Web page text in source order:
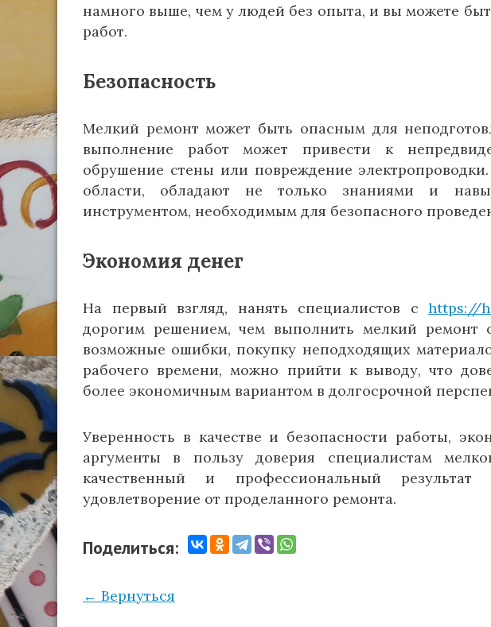
намного выше, чем у людей без опыта, и вы можете
работ.
Безопасность
Мелкий ремонт может быть опасным для
выполнение работ может привести к
обрушение стены или повреждение
области, обладают не только знаниями и
инструментом, необходимым для безопасного
Экономия денег
На первый взгляд, нанять специалистов сhttps://
дорогим решением, чем выполнить мелкий ремонт
возможные ошибки, покупку неподходящих
рабочего времени, можно прийти к выводу, что
более экономичным вариантом в долгосрочной
Уверенность в качестве и безопасности работы,
аргументы в пользу доверия специалистам
качественный и профессиональный результат
удовлетворение от проделанного ремонта.
Поделиться:
← Вернуться